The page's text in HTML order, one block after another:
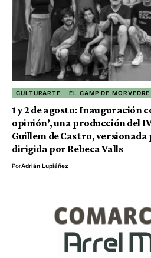
CULTURARTE EL CAMP DE MORVEDRE
1 y 2 de agosto: Inauguración
opinión’, una producción del
Guillem de Castro, versionada
dirigida por Rebeca Valls
PorAdrián Lupiáñez